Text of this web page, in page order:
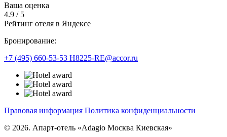
Ваша оценка
4.9 / 5
Рейтинг отеля в Яндексе
Бронирование:
+7 (495) 660-53-53 H8225-RE@accor.ru
Правовая информация Политика конфиденциальности
© 2026. Апарт-отель «Adagio Москва Киевская»